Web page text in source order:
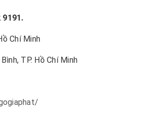
9191.
Chí Minh
TP. Hồ Chí Minh